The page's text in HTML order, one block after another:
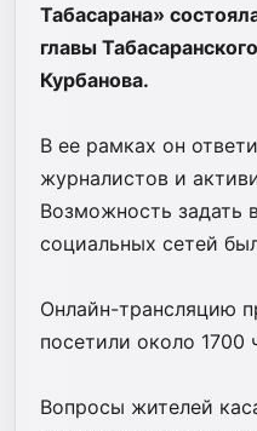
Табасарана»
главы
Курбанова.
В ее рамках он
журналистов и
Возможность задать
социальных сетей
Онлайн-трансляцию
посетили около 1700
Вопросы жителей